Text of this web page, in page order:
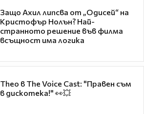
Защо Ахил липсва от „Одисей“ на
Кристофър Нолън? Най-
странното решение във филма
всъщност има логика
Theo в The Voice Cast: "Правен съм
в дискотека!" 👀💥